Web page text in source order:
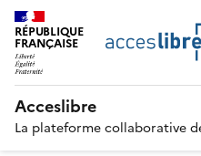
RÉPUBLIQUE
FRANÇAISE
Acceslibre
La plateforme collaborative